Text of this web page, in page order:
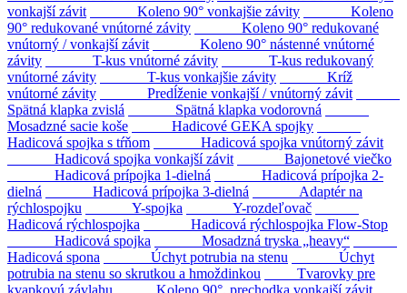
vonkajší závit
Koleno 90° vonkajšie závity
Koleno
90° redukované vnútorné závity
Koleno 90° redukované
vnútorný / vonkajší závit
Koleno 90° nástenné vnútorné
závity
T-kus vnútorné závity
T-kus redukovaný
vnútorné závity
T-kus vonkajšie závity
Kríž
vnútorné závity
Predĺženie vonkajší / vnútorný závit
Spätná klapka zvislá
Spätná klapka vodorovná
Mosadzné sacie koše
Hadicové GEKA spojky
Hadicová spojka s tŕňom
Hadicová spojka vnútorný závit
Hadicová spojka vonkajší závit
Bajonetové viečko
Hadicová prípojka 1-dielná
Hadicová prípojka 2-
dielná
Hadicová prípojka 3-dielná
Adaptér na
rýchlospojku
Y-spojka
Y-rozdeľovač
Hadicová rýchlospojka
Hadicová rýchlospojka Flow-Stop
Hadicová spojka
Mosadzná tryska „heavy“
Hadicová spona
Úchyt potrubia na stenu
Úchyt
potrubia na stenu so skrutkou a hmoždinkou
Tvarovky pre
kvapkovú závlahu
Koleno 90°, prechodka vonkajší závit